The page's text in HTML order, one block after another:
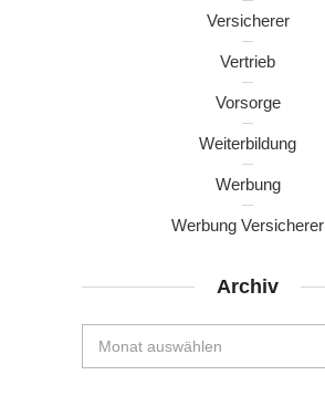
Versicherer
Vertrieb
Vorsorge
Weiterbildung
Werbung
Werbung Versicherer
Archiv